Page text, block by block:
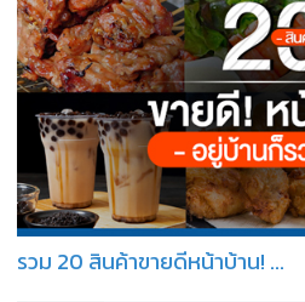
รวม 20 สินค้าขายดีหน้าบ้าน! ...